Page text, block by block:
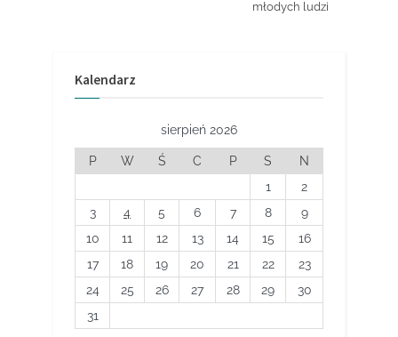
młodych ludzi
Kalendarz
sierpień 2026
P W Ś C P S
N
1
2
3
4 5 6 7 8
9
10
11 12 13 14 15
16
17
18 19 20 21 22
23
24
25 26 27 28 29
30
31